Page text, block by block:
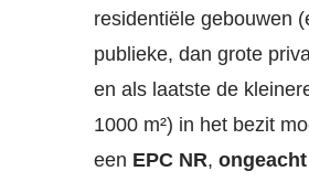
residentiële gebouwen
publieke, dan grote
en als laatste de
1000 m²) in het bezit
een EPC NR, ongeacht